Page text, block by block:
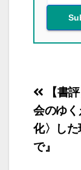
投
稿
ナ
ビ
【書
会のゆ
化〉し
で』